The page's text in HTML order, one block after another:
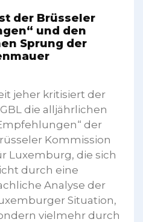
der Brüsseler
und den
Sprung der
jeher kritisiert der
die alljährlichen
der
Kommission
Luxemburg, die sich
durch eine
Analyse der
Situation,
vielmehr durch